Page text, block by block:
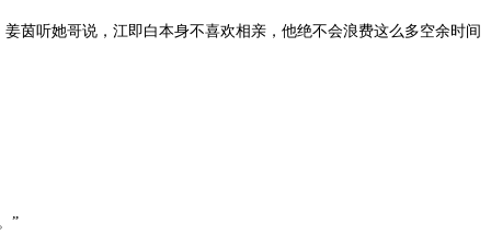
听她哥说，江即白本身不喜欢相亲，他绝不会浪费这么多空余时间
”